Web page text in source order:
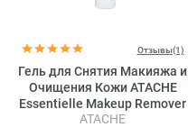
Отзывы(1)
Гель для Снятия Макияжа и
Очищения Кожи ATACHE
Essentielle Makeup Remover
Gel
ATACHE